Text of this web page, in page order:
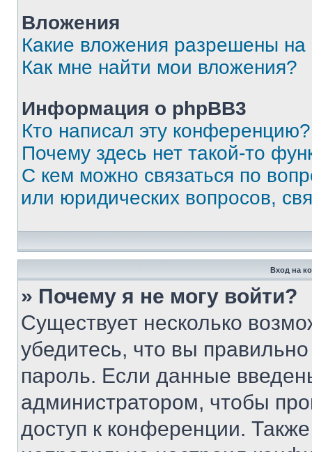
Вложения
Какие вложения разрешены
Как мне найти мои вложения?
Информация о phpBB3
Кто написал эту конференцию?
Почему здесь нет такой-то
С кем можно связаться по
или юридических вопросов,
Вход на
» Почему я не могу войти?
Существует несколько
убедитесь, что вы
пароль. Если данные
администратором, чтобы
доступ к конференции.